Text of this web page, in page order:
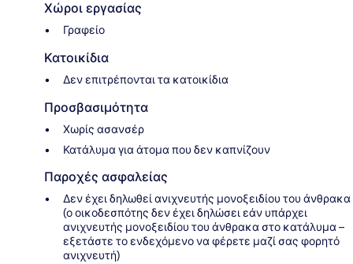
Χώροι εργασίας
Γραφείο
Κατοικίδια
Δεν επιτρέπονται τα κατοικίδια
Προσβασιμότητα
Χωρίς ασανσέρ
Κατάλυμα για άτομα που δεν καπνίζουν
Παροχές ασφαλείας
Δεν έχει δηλωθεί ανιχνευτής μονοξειδίου του άνθρακα
(ο οικοδεσπότης δεν έχει δηλώσει εάν υπάρχει
ανιχνευτής μονοξειδίου του άνθρακα στο κατάλυμα –
εξετάστε το ενδεχόμενο να φέρετε μαζί σας φορητό
ανιχνευτή)